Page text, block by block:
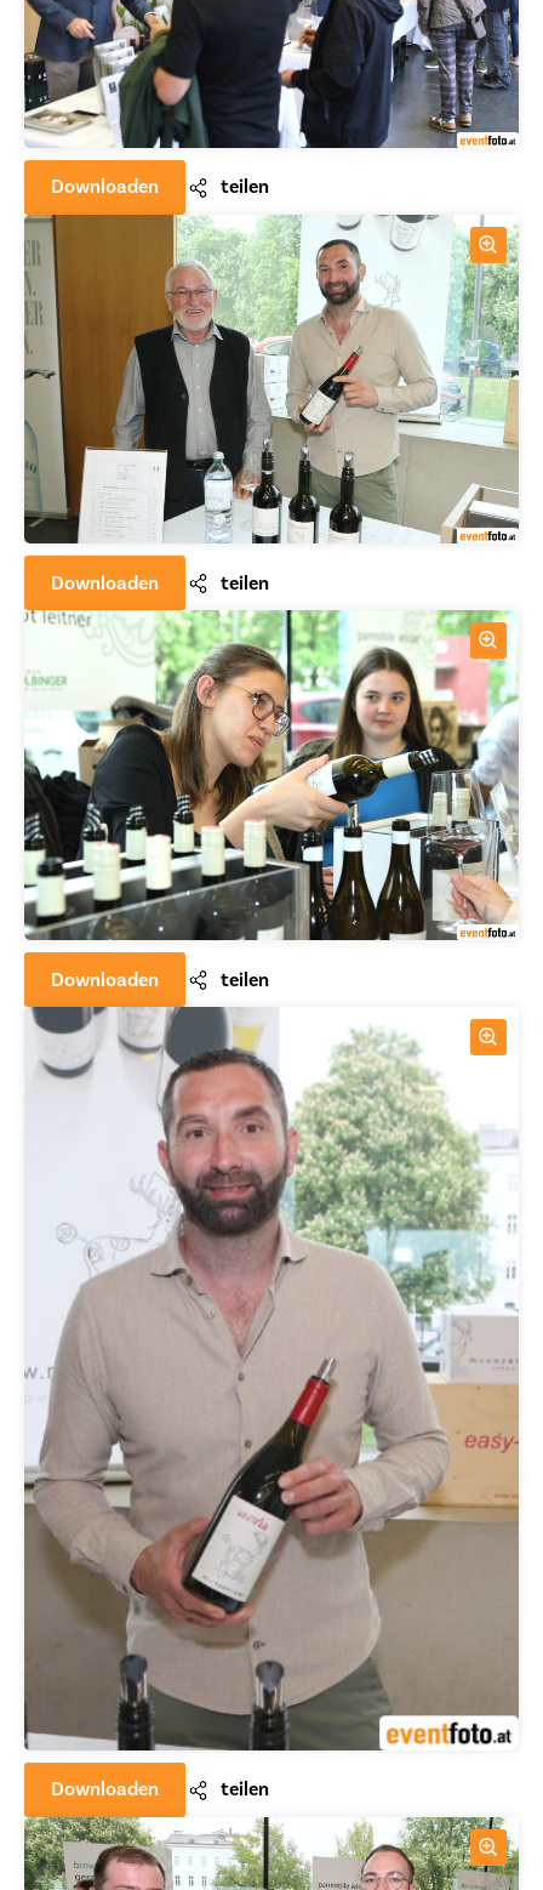
Downloaden teilen
Downloaden teilen
Downloaden teilen
Downloaden teilen